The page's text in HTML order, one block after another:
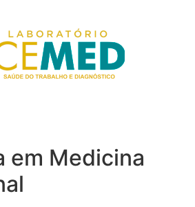
em Medicina